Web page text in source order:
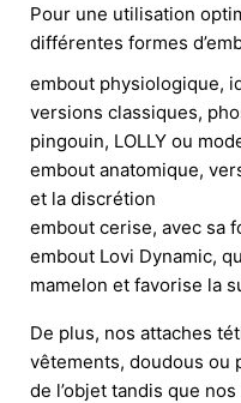
Pour une utilisation
différentes formes
embout physiologique,
versions classiques,
pingouin, LOLLY ou
embout anatomique,
et la discrétion
embout cerise, avec sa
embout Lovi Dynamic,
mamelon et favorise la
De plus, nos attaches
vêtements, doudous ou
de l’objet tandis que